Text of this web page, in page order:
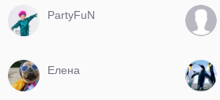
PartyFuN
Елена